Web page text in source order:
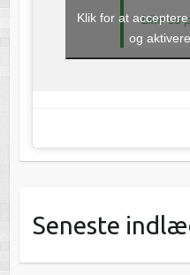
Like os
Klik for at
og
Seneste